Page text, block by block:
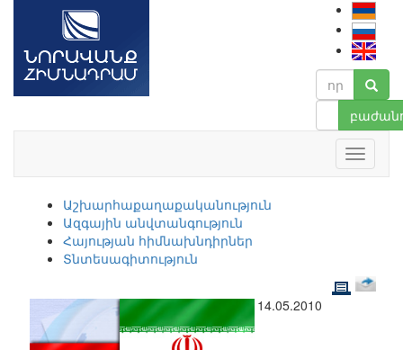
Աշխարհաքաղաքականություն
Ազգային անվտանգություն
Հայության հիմնախնդիրներ
Տնտեսագիտություն
14.05.2010